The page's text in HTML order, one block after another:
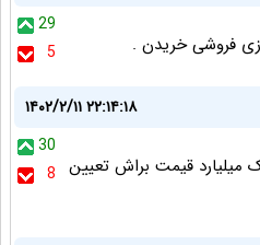
29
5
فروشی خریدن .
۱۴۰۲/۲/۱۱ ۲۲:۱۴:۱۸
30
8 میلیارد قیمت براش تعیین